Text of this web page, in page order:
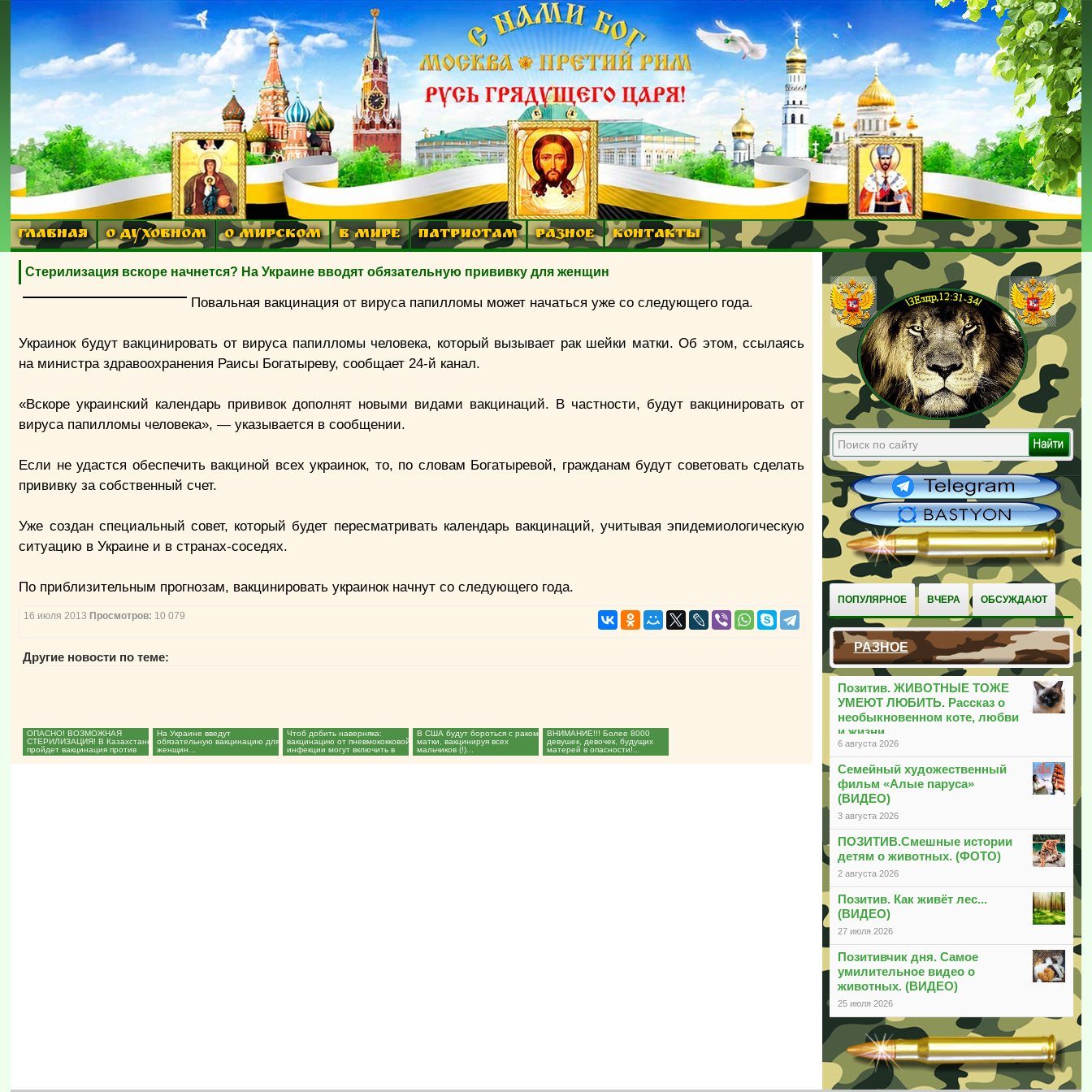
ГЛАВНАЯ О ДУХОВНОМ О МИРСКОМ В МИРЕ ПАТРИОТАМ РАЗНОЕ КОНТАКТЫ
ПОПУЛЯРНОЕ ВЧЕРА ОБСУЖДАЮТ
РАЗНОЕ
Позитив. ЖИВОТНЫЕ ТОЖЕ
УМЕЮТ ЛЮБИТЬ. Рассказ о
необыкновенном коте, любви
и жизни
6 августа 2026
Семейный художественный
фильм «Алые паруса»
(ВИДЕО)
3 августа 2026
ПОЗИТИВ.Смешные истории
детям о животных. (ФОТО)
2 августа 2026
Позитив. Как живёт лес...
(ВИДЕО)
27 июля 2026
Позитивчик дня. Самое
умилительное видео о
животных. (ВИДЕО)
25 июля 2026
Стерилизация вскоре начнется? На Украине вводят обязательную прививку для женщин
Повальная вакцинация от вируса папилломы может начаться уже со следующего года.
Украинок будут вакцинировать от вируса папилломы человека, который вызывает рак шейки матки. Об этом, ссылаясь
на министра здравоохранения Раисы Богатыреву, сообщает 24-й канал.
«Вскоре украинский календарь прививок дополнят новыми видами вакцинаций. В частности, будут вакцинировать от
вируса папилломы человека», — указывается в сообщении.
Если не удастся обеспечить вакциной всех украинок, то, по словам Богатыревой, гражданам будут советовать сделать
прививку за собственный счет.
Уже создан специальный совет, который будет пересматривать календарь вакцинаций, учитывая эпидемиологическую
ситуацию в Украине и в странах-соседях.
По приблизительным прогнозам, вакцинировать украинок начнут со следующего года.
16 июля 2013 Просмотров: 10 079
Другие новости по теме:
ОПАСНО! ВОЗМОЖНАЯ
СТЕРИЛИЗАЦИЯ! В Казахстане
пройдет вакцинация против
вируса папилломы...
На Украине введут
обязательную вакцинацию для
женщин...
Чтоб добить наверняка:
вакцинацию от пневмококковой
инфекции могут включить в
нацкалендарь...
В США будут бороться с раком
матки, вакцинируя всех
мальчиков (!)...
ВНИМАНИЕ!!! Более 8000
девушек, девочек, будущих
матерей в опасности!...